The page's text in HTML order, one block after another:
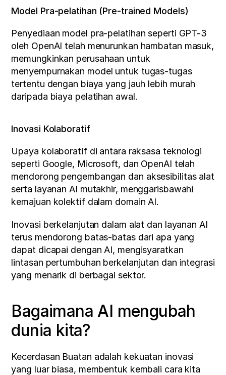
Model Pra-pelatihan (Pre-trained Models)
Penyediaan model pra-pelatihan seperti GPT-3
oleh OpenAI telah menurunkan hambatan masuk,
memungkinkan perusahaan untuk
menyempurnakan model untuk tugas-tugas
tertentu dengan biaya yang jauh lebih murah
daripada biaya pelatihan awal.
Inovasi Kolaboratif
Upaya kolaboratif di antara raksasa teknologi
seperti Google, Microsoft, dan OpenAI telah
mendorong pengembangan dan aksesibilitas alat
serta layanan AI mutakhir, menggarisbawahi
kemajuan kolektif dalam domain AI.
Inovasi berkelanjutan dalam alat dan layanan AI
terus mendorong batas-batas dari apa yang
dapat dicapai dengan AI, mengisyaratkan
lintasan pertumbuhan berkelanjutan dan integrasi
yang menarik di berbagai sektor.
Bagaimana AI mengubah
dunia kita?
Kecerdasan Buatan adalah kekuatan inovasi
yang luar biasa, membentuk kembali cara kita